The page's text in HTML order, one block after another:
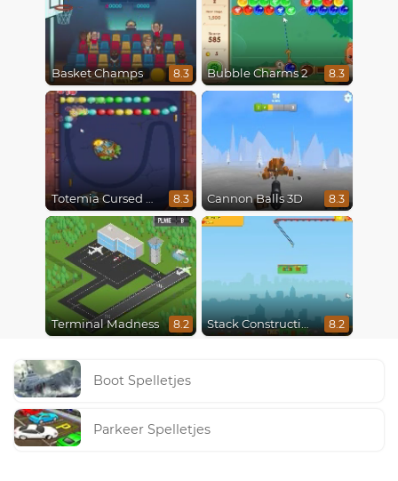
Basket Champs 8.3 Bubble Charms 2 8.3
Totemia Cursed Marbles 8.3 Cannon Balls 3D 8.3
Terminal Madness 8.2 Stack Construction 8.2
Boot Spelletjes
Parkeer Spelletjes